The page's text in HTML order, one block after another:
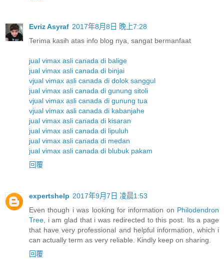
Evriz Asyraf 2017年8月8日 晚上7:28
Terima kasih atas info blog nya, sangat bermanfaat
jual vimax asli canada di balige
jual vimax asli canada di binjai
vjual vimax asli canada di dolok sanggul
jual vimax asli canada di gunung sitoli
vjual vimax asli canada di gunung tua
vjual vimax asli canada di kabanjahe
jual vimax asli canada di kisaran
jual vimax asli canada di lipuluh
jual vimax asli canada di medan
jual vimax asli canada di blubuk pakam
回覆
expertshelp 2017年9月7日 凌晨1:53
Even though i was looking for information on Philodendron
Tree , i am glad that i was redirected to this post. Its a page
that have very professional and helpful information, which i
can actually term as very reliable. Kindly keep on sharing.
回覆